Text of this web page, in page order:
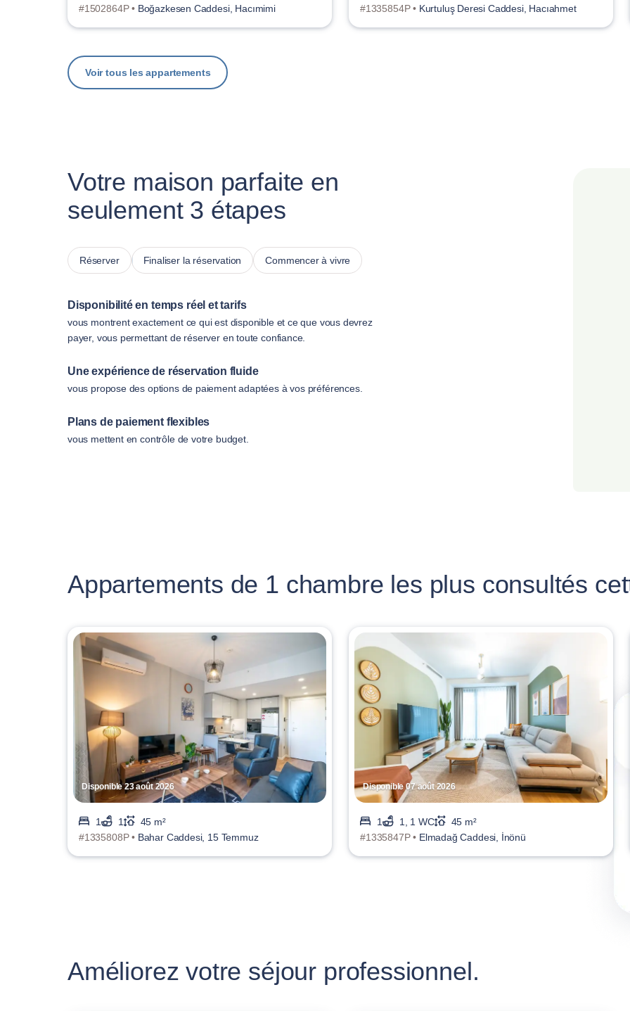
#1502864P • Boğazkesen Caddesi, Hacımimi
#1335854P • Kurtuluş Deresi Caddesi, Hacıahmet
Voir tous les appartements
Votre maison parfaite en
seulement 3 étapes
Réserver Finaliser la réservation Commencer à vivre
Disponibilité en temps réel et tarifs
vous montrent exactement ce qui est disponible et ce que vous devrez
payer, vous permettant de réserver en toute confiance.
Une expérience de réservation fluide
vous propose des options de paiement adaptées à vos préférences.
Plans de paiement flexibles
vous mettent en contrôle de votre budget.
Appartements de 1 chambre les plus consultés
Disponible 23 août 2026
1 1
45 m²
#1335808P • Bahar Caddesi, 15 Temmuz
Disponible 07 août 2026
1 1, 1 WC
45 m²
#1335847P • Elmadağ Caddesi, İnönü
Améliorez votre séjour professionnel.